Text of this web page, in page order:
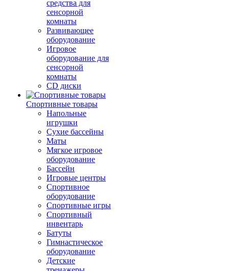
средства для
сенсорной
комнаты
Развивающее
оборудование
Игровое
оборудование для
сенсорной
комнаты
CD диски
Спортивные товары
Напольные
игрушки
Сухие бассейны
Маты
Мягкое игровое
оборудование
Бассейн
Игровые центры
Спортивное
оборудование
Спортивные игры
Спортивный
инвентарь
Батуты
Гимнастическое
оборудование
Детские